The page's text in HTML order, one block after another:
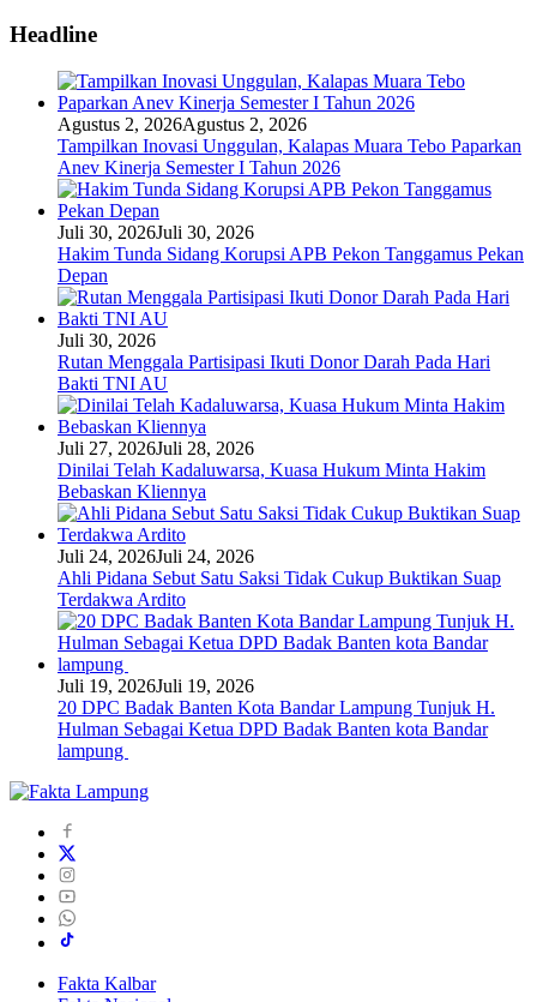
Headline
Agustus 2, 2026Agustus 2, 2026
Tampilkan Inovasi Unggulan, Kalapas Muara Tebo Paparkan
Anev Kinerja Semester I Tahun 2026
Juli 30, 2026Juli 30, 2026
Hakim Tunda Sidang Korupsi APB Pekon Tanggamus Pekan
Depan
Juli 30, 2026
Rutan Menggala Partisipasi Ikuti Donor Darah Pada Hari
Bakti TNI AU
Juli 27, 2026Juli 28, 2026
Dinilai Telah Kadaluwarsa, Kuasa Hukum Minta Hakim
Bebaskan Kliennya
Juli 24, 2026Juli 24, 2026
Ahli Pidana Sebut Satu Saksi Tidak Cukup Buktikan Suap
Terdakwa Ardito
Juli 19, 2026Juli 19, 2026
20 DPC Badak Banten Kota Bandar Lampung Tunjuk H.
Hulman Sebagai Ketua DPD Badak Banten kota Bandar
lampung
Fakta Kalbar